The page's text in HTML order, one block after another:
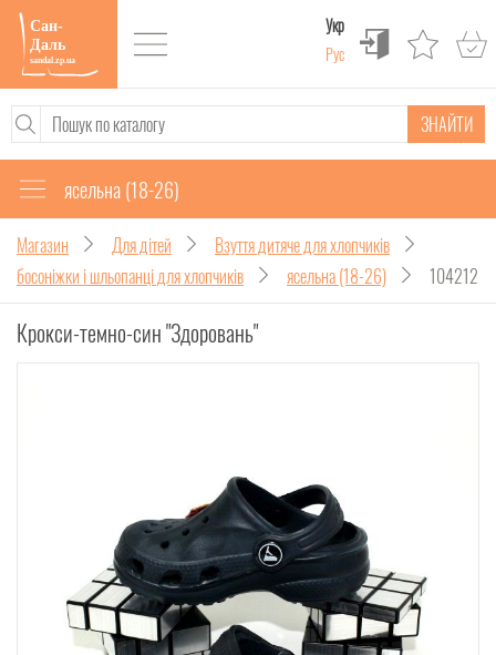
Укр
Рус
ЗНАЙТИ
ясельна (18-26)
Магазин Для дітей
Взуття дитяче для хлопчиків
босоніжки і шльопанці для хлопчиків
ясельна (18-26) 104212
Крокси-темно-син "Здоровань"